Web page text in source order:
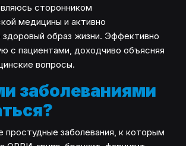
сторонником
медицины и активно
здоровый образ жизни. Эффективно
с пациентами, доходчиво объясняя
вопросы.
заболеваниями
простудные заболевания, к которым